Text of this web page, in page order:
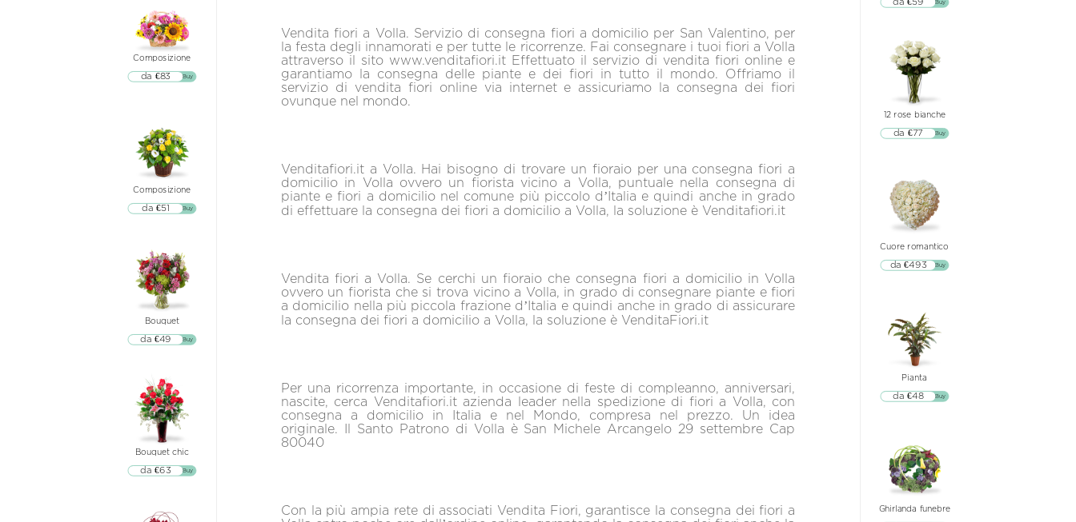
Composizione
▷▷ Buy
da €83
Composizione
▷▷ Buy
da €51
Bouquet
▷▷ Buy
da €49
Bouquet chic
▷▷ Buy
da €63
Vendita fiori a Volla. Servizio di consegna fiori a domicilio per San Valentino, per
la festa degli innamorati e per tutte le ricorrenze. Fai consegnare i tuoi fiori a Volla
attraverso il sito www.venditafiori.it Effettuato il servizio di vendita fiori online e
garantiamo la consegna delle piante e dei fiori in tutto il mondo. Offriamo il
servizio di vendita fiori online via internet e assicuriamo la consegna dei fiori
ovunque nel mondo.
Venditafiori.it a Volla. Hai bisogno di trovare un fioraio per una consegna fiori a
domicilio in Volla ovvero un fiorista vicino a Volla, puntuale nella consegna di
piante e fiori a domicilio nel comune più piccolo d’Italia e quindi anche in grado
di effettuare la consegna dei fiori a domicilio a Volla, la soluzione è Venditafiori.it
Vendita fiori a Volla. Se cerchi un fioraio che consegna fiori a domicilio in Volla
ovvero un fiorista che si trova vicino a Volla, in grado di consegnare piante e fiori
a domicilio nella più piccola frazione d’Italia e quindi anche in grado di assicurare
la consegna dei fiori a domicilio a Volla, la soluzione è VenditaFiori.it
Per una ricorrenza importante, in occasione di feste di compleanno, anniversari,
nascite, cerca Venditafiori.it azienda leader nella spedizione di fiori a Volla, con
consegna a domicilio in Italia e nel Mondo, compresa nel prezzo. Un idea
originale. Il Santo Patrono di Volla è San Michele Arcangelo 29 settembre Cap
80040
Con la più ampia rete di associati Vendita Fiori, garantisce la consegna dei fiori a
▷▷ Buy
12 rose bianche
▷▷ Buy
da €77
Cuore romantico
▷▷ Buy
da €493
Pianta
▷▷ Buy
da €48
Ghirlanda funebre